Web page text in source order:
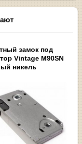
замок под
Vintage M90SN
никель